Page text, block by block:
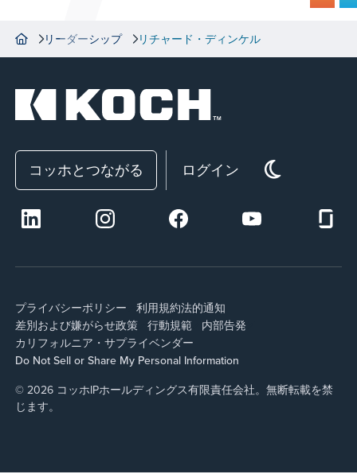
リーダーシップ リチャード・ディンケル
コッホとつながる ログイン
プライバシーポリシー 利用規約法的通知
差別および嫌がらせ政策
行動規範
内部告発
カリフォルニア・サプライベンダー
Do Not Sell or Share My Personal Information
© 2026 コッホIPホールディングス有限責任会社。無断転載を禁
じます。